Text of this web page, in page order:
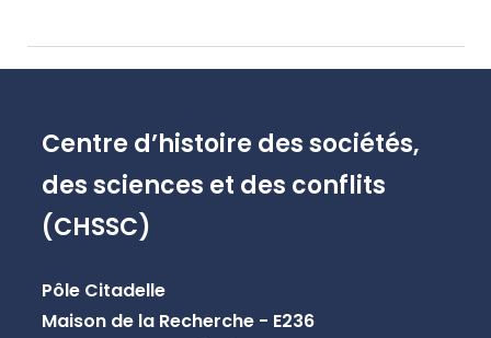
Centre d’histoire des sociétés,
des sciences et des conflits
(CHSSC)
Pôle Citadelle
Maison de la Recherche - E236